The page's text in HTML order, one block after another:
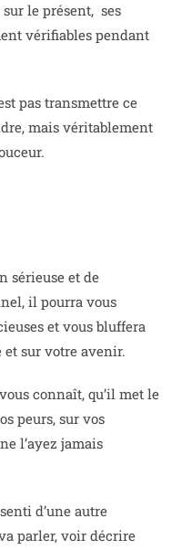
le présent, ses
vérifiables pendant
pas transmettre ce
mais véritablement
sérieuse et de
il pourra vous
et vous bluffera
et sur votre avenir.
connaît, qu’il met le
peurs, sur vos
l’ayez jamais
d’une autre
parler, voir décrire